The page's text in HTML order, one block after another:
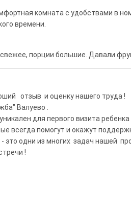
комната с удобствами в
времени.
порции большие. Давали
отзыв и оценку нашего труда !
Валуево .
для первого визита ребенка
всегда помогут и окажут
это одни из многих задач нашей
!